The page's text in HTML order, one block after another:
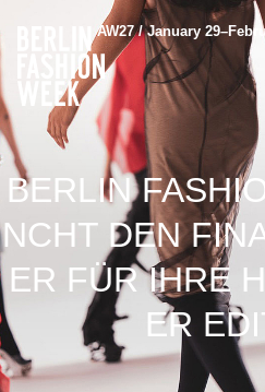
AW27 / January
BERLIN
NCHT DEN
ER FÜR IHRE
ER